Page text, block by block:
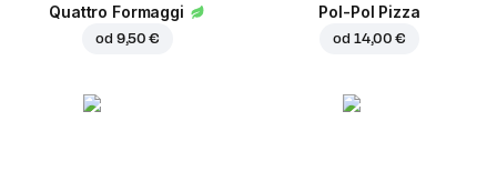
Quattro Formaggi
od 9,50 €
Pol-Pol Pizza
od 14,00 €